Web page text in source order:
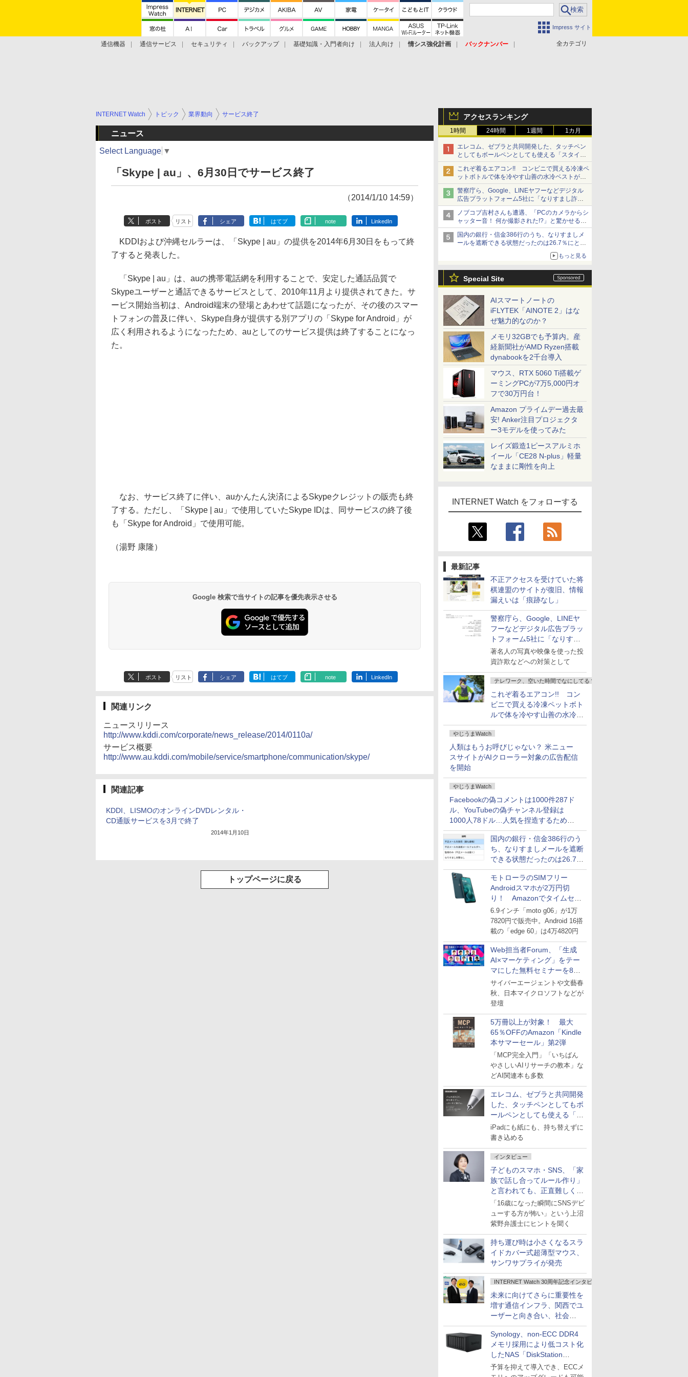
Impress サイト
全カテゴリ
通信機器 通信サービス セキュリティ バックアップ 基礎知識・入門者向け 法人向け 情シス強化計画
バックナンバー
アクセスランキング
1時間 24時間 1週間 1カ月
エレコム、ゼブラと共同開発した、タッチペン
としてもボールペンとしても使える「スタイラ
スツーウェイ」発売 iPadにも紙にも、持ち替
えずに書き込める
これぞ着るエアコン!! コンビニで買える冷凍ペ
ットボトルで体を冷やす山善の水冷ベストがロ
ードバイクにちょうどいい【ぼっち・ざ・ろー
ど！その14】【空いた時間でなにしてる？】
警察庁ら、Google、LINEヤフーなどデジタル
広告プラットフォーム5社に「なりすまし詐欺
広告」対策強化を要請 著名人の写真や映像を
使った投資詐欺などへの対策として
ノブコブ吉村さんも遭遇、「PCのカメラからシ
ャッター音！ 何か撮影された!?」と驚かせる手
口とは？【それってネット詐欺ですよ！】
国内の銀行・信金386行のうち、なりすましメ
ールを遮断できる状態だったのは26.7％にとど
まる～GMOブランドセキュリティ調査
もっと見る
Special Site
AIスマートノートの
iFLYTEK「AINOTE 2」はな
ぜ魅力的なのか？
メモリ32GBでも予算内。産
経新聞社がAMD Ryzen搭載
dynabookを2千台導入
マウス、RTX 5060 Ti搭載ゲ
ーミングPCが7万5,000円オ
フで30万円台！
Amazon プライムデー過去最
安! Anker注目プロジェクタ
ー3モデルを使ってみた
レイズ鍛造1ピースアルミホ
イール「CE28 N-plus」軽量
なままに剛性を向上
INTERNET Watch をフォローする
最新記事
不正アクセスを受けていた将
棋連盟のサイトが復旧、情報
漏えいは「痕跡なし」
警察庁ら、Google、LINEヤ
フーなどデジタル広告プラッ
トフォーム5社に「なりすま
し詐欺広告」対策強化を要請
著名人の写真や映像を使った投
資詐欺などへの対策として
テレワーク、空いた時間でなにしてる？
これぞ着るエアコン!! コン
ビニで買える冷凍ペットボト
ルで体を冷やす山善の水冷ベ
ストがロードバイクにちょう
どいい【ぼっち・ざ・ろー
ど！その14】
やじうまWatch
人類はもうお呼びじゃない？ 米ニュー
スサイトがAIクローラー対象の広告配信
を開始
やじうまWatch
Facebookの偽コメントは1000件287ド
ル、YouTubeの偽チャンネル登録は
1000人78ドル…人気を捏造するための
価格リストが公開中
国内の銀行・信金386行のう
ち、なりすましメールを遮断
できる状態だったのは26.7％
にとどまる～GMOブランド
セキュリティ調査
モトローラのSIMフリー
Androidスマホが2万円切
り！ Amazonでタイムセー
ル
6.9インチ「moto g06」が1万
7820円で販売中。Android 16搭
載の「edge 60」は4万4820円
Web担当者Forum、「生成
AI×マーケティング」をテー
マにした無料セミナーを8月
27日にオンライン開催
サイバーエージェントや文藝春
秋、日本マイクロソフトなどが
登壇
5万冊以上が対象！ 最大
65％OFFのAmazon「Kindle
本サマーセール」第2弾
「MCP完全入門」「いちばん
やさしいAIリサーチの教本」な
どAI関連本も多数
エレコム、ゼブラと共同開発
した、タッチペンとしてもボ
ールペンとしても使える「ス
タイラスツーウェイ」発売
iPadにも紙にも、持ち替えずに
書き込める
インタビュー
子どものスマホ・SNS、「家
族で話し合ってルール作り」
と言われても、正直難しくな
いですか？
「16歳になった瞬間にSNSデビ
ューする方が怖い」という上沼
紫野弁護士にヒントを聞く
持ち運び時は小さくなるスラ
イドカバー式超薄型マウス、
サンワサプライが発売
INTERNET Watch 30周年記念インタビュー
未来に向けてさらに重要性を
増す通信インフラ、関西でユ
ーザーと向き合い、社会
の“あたらしい”を起動し続け
る～オプテージ
Synology、non-ECC DDR4
メモリ採用により低コスト化
したNAS「DiskStation
neo+」シリーズ
予算を抑えて導入でき、ECCメ
INTERNET Watch トピック 業界動向 サービス終了
ニュース
Select Language ▼
「Skype | au」、6月30日でサービス終了
（2014/1/10 14:59）
ポスト リスト シェア はてブ note LinkedIn
KDDIおよび沖縄セルラーは、「Skype | au」の提供を2014年6月30日をもって終
了すると発表した。
「Skype | au」は、auの携帯電話網を利用することで、安定した通話品質で
Skypeユーザーと通話できるサービスとして、2010年11月より提供されてきた。サ
ービス開始当初は、Android端末の登場とあわせて話題になったが、その後のスマー
トフォンの普及に伴い、Skype自身が提供する別アプリの「Skype for Android」が
広く利用されるようになったため、auとしてのサービス提供は終了することになっ
た。
なお、サービス終了に伴い、auかんたん決済によるSkypeクレジットの販売も終
了する。ただし、「Skype | au」で使用していたSkype IDは、同サービスの終了後
も「Skype for Android」で使用可能。
（湯野 康隆）
Google 検索で当サイトの記事を優先表示させる
ポスト リスト シェア はてブ note LinkedIn
関連リンク
ニュースリリース
http://www.kddi.com/corporate/news_release/2014/0110a/
サービス概要
http://www.au.kddi.com/mobile/service/smartphone/communication/skype/
関連記事
KDDI、LISMOのオンラインDVDレンタル・
CD通販サービスを3月で終了
2014年1月10日
トップページに戻る